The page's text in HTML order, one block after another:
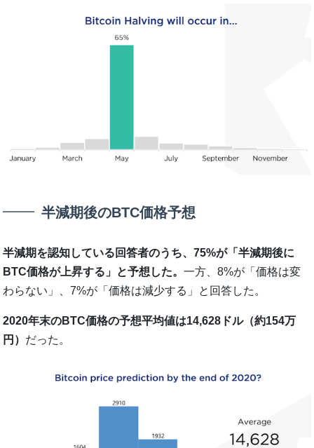
半減期後のBTC価格予想
半減期を認知している回答者のうち、75%が「半減期後に
BTC価格が上昇する」と予想した。一方、8%が「価格は変
わらない」、7%が「価格は減少する」と回答した。
2020年末のBTC価格の予想平均値は14,628ドル（約154万
円） だった。